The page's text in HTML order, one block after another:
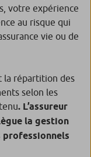
votre expérience
au risque qui
vie ou de
la répartition des
selon les
. L’assureur
la gestion